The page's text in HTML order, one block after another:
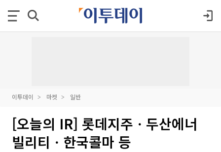
이투데이 마켓 일반
[오늘의 IR] 롯데지주ㆍ두산에너
빌리티ㆍ한국콜마 등